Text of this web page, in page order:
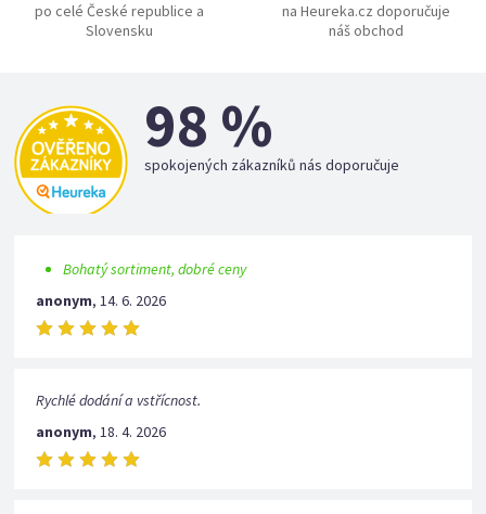
po celé České republice a
Slovensku
na Heureka.cz doporučuje
náš obchod
98 %
spokojených zákazníků nás doporučuje
Bohatý sortiment, dobré ceny
anonym,14. 6. 2026
Rychlé dodání a vstřícnost.
anonym,18. 4. 2026